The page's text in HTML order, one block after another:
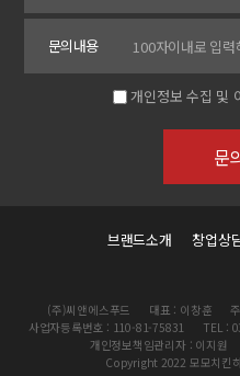
문의내용
개인정보 수집 및
브랜드소개 창업상
(주)씨앤에스푸드 대표 : 이창훈
사업자등록번호 : 110-81-75831
TEL :
개인정보책임관리자 : 이지원
Copyright 2022 모모치킨